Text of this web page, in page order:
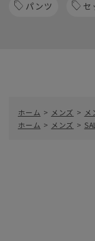
パンツ セ
ホーム > メンズ > メ
ホーム > メンズ >